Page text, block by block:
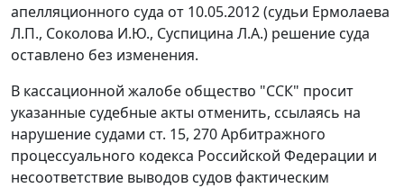
апелляционного суда от 10.05.2012 (судьи Ермолаева
Л.П., Соколова И.Ю., Суспицина Л.А.) решение суда
оставлено без изменения.
В кассационной жалобе общество "ССК" просит
указанные судебные акты отменить, ссылаясь на
нарушение судами ст. 15, 270Арбитражного
процессуального кодекса Российской Федерации и
несоответствие выводов судов фактическим